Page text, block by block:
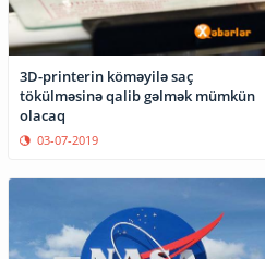
3D-printerin köməyilə saç
tökülməsinə qalib gəlmək mümkün
olacaq
03-07-2019